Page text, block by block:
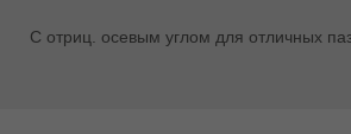
С отриц. осевым углом для отличных